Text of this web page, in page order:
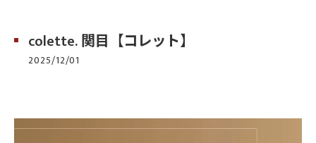
colette. 関目【コレット】
2025/12/01